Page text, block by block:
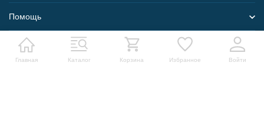
Главная Каталог Корзина Избранное Войти
Помощь
Карта сайта